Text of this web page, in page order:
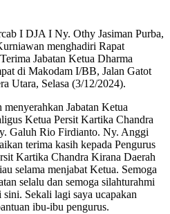
I DJA I Ny. Othy Jasiman Purba,
menghadiri Rapat
Jabatan Ketua Dharma
di Makodam I/BB, Jalan Gatot
Utara, Selasa (3/12/2024).
Jabatan Ketua
Ketua Persit Kartika Chandra
Galuh Rio Firdianto. Ny. Anggi
terima kasih kepada Pengurus
Kartika Chandra Kirana Daerah
selama menjabat Ketua. Semoga
selalu dan semoga silahturahmi
Sekali lagi saya ucapakan
ibu-ibu pengurus.